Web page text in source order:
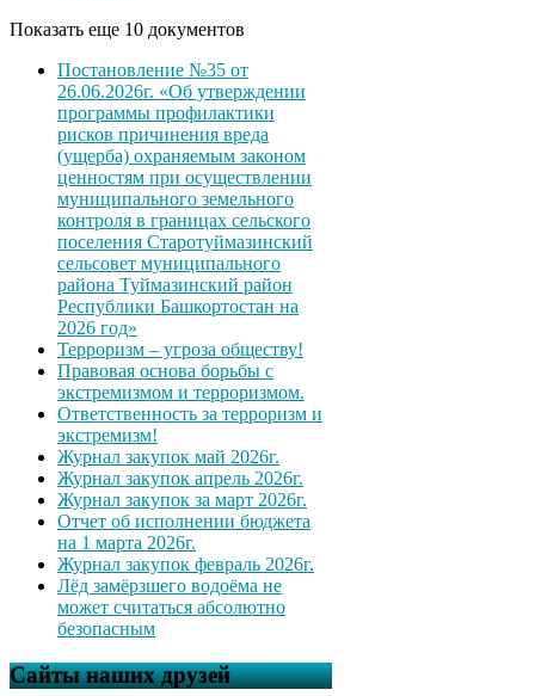
Показать еще 10 документов
Постановление №35 от
26.06.2026г. «Об утверждении
программы профилактики
рисков причинения вреда
(ущерба) охраняемым законом
ценностям при осуществлении
муниципального земельного
контроля в границах сельского
поселения Старотуймазинский
сельсовет муниципального
района Туймазинский район
Республики Башкортостан на
2026 год»
Терроризм – угроза обществу!
Правовая основа борьбы с
экстремизмом и терроризмом.
Ответственность за терроризм и
экстремизм!
Журнал закупок май 2026г.
Журнал закупок апрель 2026г.
Журнал закупок за март 2026г.
Отчет об исполнении бюджета
на 1 марта 2026г.
Журнал закупок февраль 2026г.
Лёд замёрзшего водоёма не
может считаться абсолютно
безопасным
Сайты наших друзей